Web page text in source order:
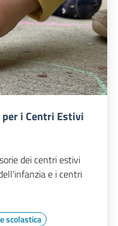
i Centri Estivi
dei centri estivi
e i centri
scolastica